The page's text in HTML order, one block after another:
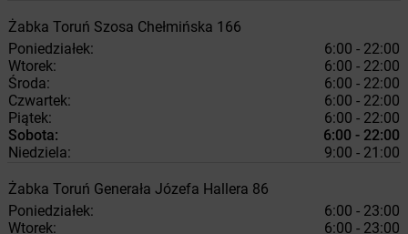
Żabka Toruń Szosa Chełmińska 166
Poniedziałek:
6:00 - 22:00
Wtorek:
6:00 - 22:00
Środa:
6:00 - 22:00
Czwartek:
6:00 - 22:00
Piątek:
6:00 - 22:00
Sobota:
6:00 - 22:00
Niedziela:
9:00 - 21:00
Żabka Toruń Generała Józefa Hallera 86
Poniedziałek:
6:00 - 23:00
Wtorek:
6:00 - 23:00